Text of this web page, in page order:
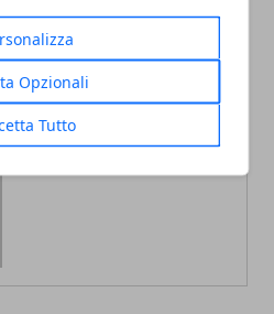
Opzionali
Tutto
Redazione